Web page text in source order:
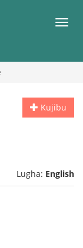
Kujibu
Lugha: English